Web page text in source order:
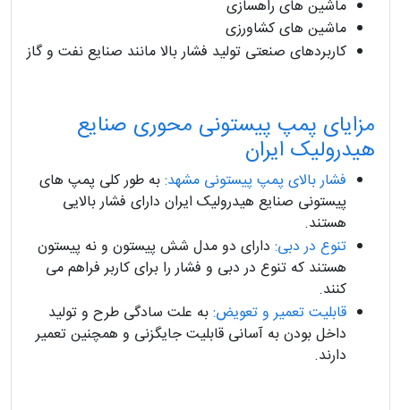
ماشین های راهسازی
ماشین های کشاورزی
کاربردهای صنعتی تولید فشار بالا مانند صنایع نفت و گاز
مزایای پمپ پیستونی محوری صنایع
هیدرولیک ایران
فشار بالای پمپ پیستونی مشهد:به طور کلی پمپ های
پیستونی صنایع هیدرولیک ایران دارای فشار بالایی
هستند.
تنوع در دبی: دارای دو مدل شش پیستون و نه پیستون
هستند که تنوع در دبی و فشار را برای کاربر فراهم می
کنند.
قابلیت تعمیر و تعویض:به علت سادگی طرح و تولید
داخل بودن به آسانی قابلیت جایگزنی و همچنین تعمیر
دارند.